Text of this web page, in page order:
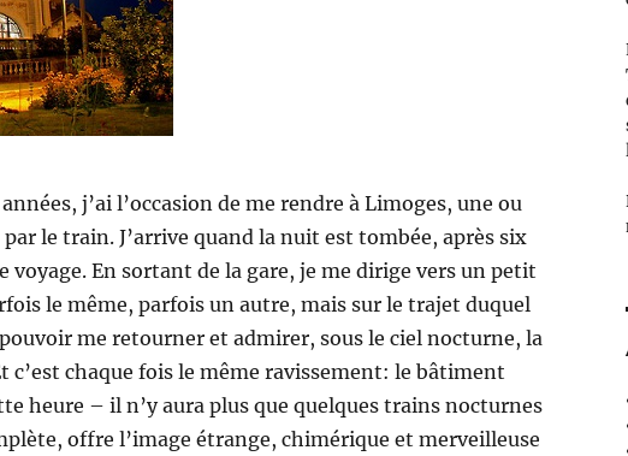
j’ai l’occasion de me rendre à Limoges, une ou
le train. J’arrive quand la nuit est tombée, après six
voyage. En sortant de la gare, je me dirige vers un petit
le même, parfois un autre, mais sur le trajet duquel
pouvoir me retourner et admirer, sous le ciel nocturne, la
c’est chaque fois le même ravissement: le bâtiment
heure – il n’y aura plus que quelques trains nocturnes
offre l’image étrange, chimérique et merveilleuse